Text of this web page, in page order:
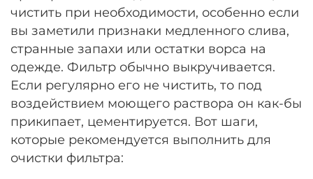
чистить при необходимости, особенно если
вы заметили признаки медленного слива,
странные запахи или остатки ворса на
одежде. Фильтр обычно выкручивается.
Если регулярно его не чистить, то под
воздействием моющего раствора он как-бы
прикипает, цементируется. Вот шаги,
которые рекомендуется выполнить для
очистки фильтра: